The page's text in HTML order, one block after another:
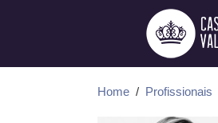
Home / Profissionais